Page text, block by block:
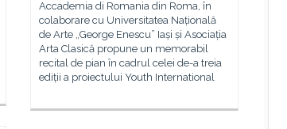
Accademia di Romania din Roma, în
colaborare cu Universitatea Națională
de Arte „George Enescu” Iași și Asociația
Arta Clasică propune un memorabil
recital de pian în cadrul celei de-a treia
ediții a proiectului Youth International